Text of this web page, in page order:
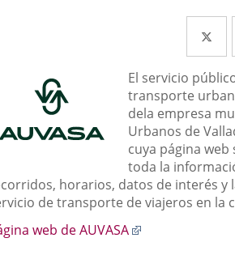
a
El servicio
transporte
dela empresa
Urbanos de
cuya página web
toda la
horarios, datos de interés y
de transporte de viajeros en la
web de AUVASA